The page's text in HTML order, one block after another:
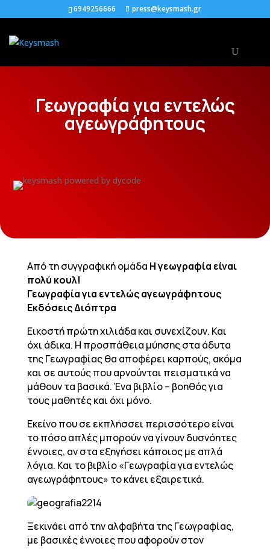
6949256666 press@keysmash.gr
Γεωγραφία για εντελώς
αγεωγράφητους
Από τη συγγραφική ομάδα Η γεωγραφία είναι
πολύ κουλ!
Γεωγραφία για εντελώς αγεωγράφητους
Εκδόσεις Διόπτρα
Εικοστή πρώτη χιλιάδα και συνεχίζουν. Και
όχι άδικα. Η προσπάθεια μύησης στα άδυτα
της Γεωγραφίας θα αποφέρει καρπούς, ακόμα
και σε αυτούς που αρνούνται πεισματικά να
μάθουν τα βασικά. Ένα βιβλίο – βοηθός για
τους μαθητές και όχι μόνο.
Εκείνο που σε εκπλήσσει περισσότερο είναι
το πόσο απλές μπορούν να γίνουν δυσνόητες
έννοιες, αν στα εξηγήσει κάποιος με απλά
λόγια. Και το βιβλίο «Γεωγραφία για εντελώς
αγεωγράφητους» το κάνει εξαιρετικά.
Ξεκινάει από την αλφαβήτα της Γεωγραφίας,
με βασικές έννοιες που αφορούν στον